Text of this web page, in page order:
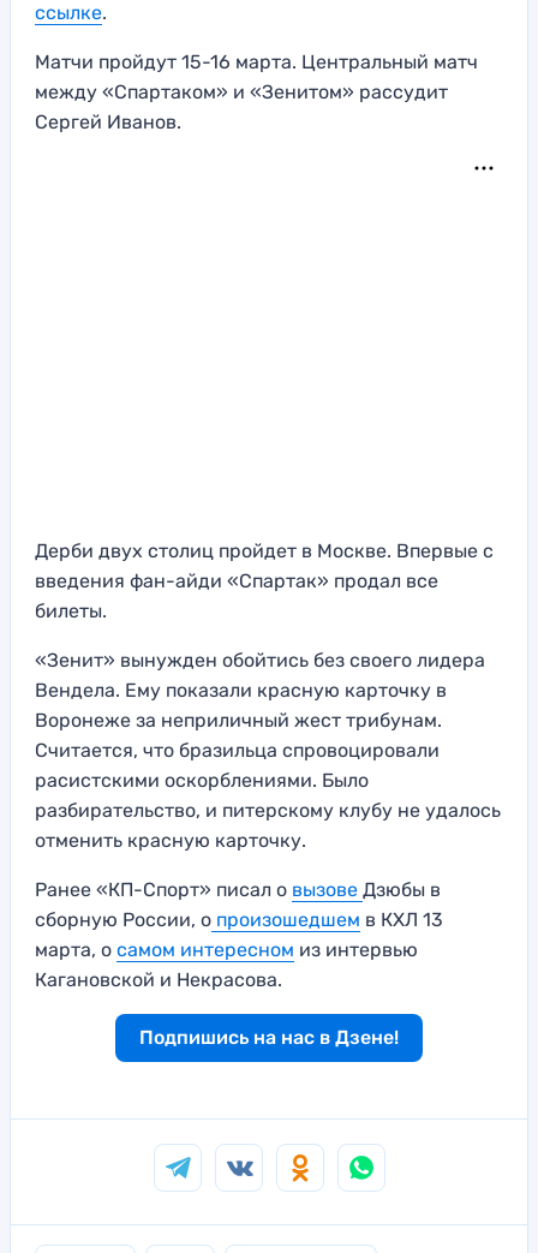
ссылке.
Матчи пройдут 15-16 марта. Центральный матч
между «Спартаком» и «Зенитом» рассудит
Сергей Иванов.
Дерби двух столиц пройдет в Москве. Впервые с
введения фан-айди «Спартак» продал все
билеты.
«Зенит» вынужден обойтись без своего лидера
Вендела. Ему показали красную карточку в
Воронеже за неприличный жест трибунам.
Считается, что бразильца спровоцировали
расистскими оскорблениями. Было
разбирательство, и питерскому клубу не удалось
отменить красную карточку.
Ранее «КП-Спорт» писал о вызове Дзюбы в
сборную России, о произошедшем в КХЛ 13
марта, о самом интересном из интервью
Кагановской и Некрасова.
Подпишись на нас в Дзене!